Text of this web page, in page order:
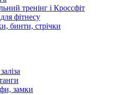
тренінг і Кроссфіт
фітнесу
бинти, стрічки
замки